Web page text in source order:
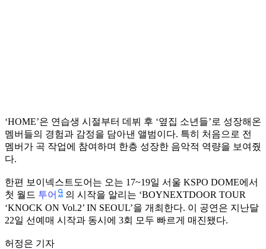
‘HOME’은 연습생 시절부터 데뷔 후 ‘옆집 소년들’로 성장해온
멤버들의 경험과 감정을 담아낸 앨범이다. 특히 처음으로 전
멤버가 곡 작업에 참여하며 한층 성장한 음악적 역량을 보여줬
다.
한편 보이넥스트도어는 오는 17~19일 서울 KSPO DOME에서
첫 월드 투어
의 시작을 알리는 ‘BOYNEXTDOOR TOUR
‘KNOCK ON Vol.2’ IN SEOUL’을 개최한다. 이 공연은 지난달
22일 선예매 시작과 동시에 3회 모두 빠르게 매진됐다.
허정은 기자